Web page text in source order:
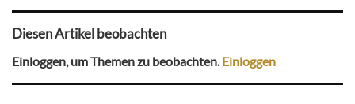
Diesen Artikel beobachten
Einloggen, um Themen zu beobachten.Einloggen